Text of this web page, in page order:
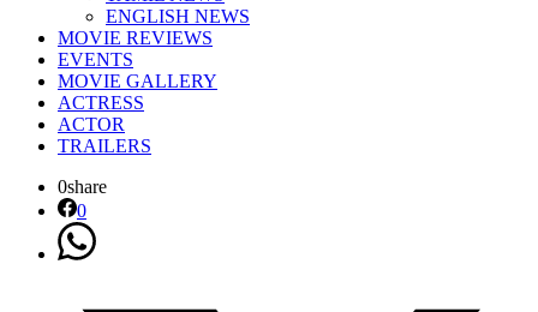
ENGLISH NEWS
MOVIE REVIEWS
EVENTS
MOVIE GALLERY
ACTRESS
ACTOR
TRAILERS
0share
0